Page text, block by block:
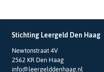
Stichting Leergeld Den Haag
Newtonstraat 4V
2562 KR Den Haag
info@leergelddenhaag.nl